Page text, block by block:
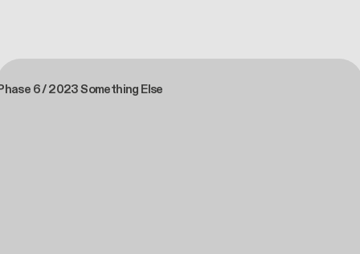
6 / 2023 Something Else